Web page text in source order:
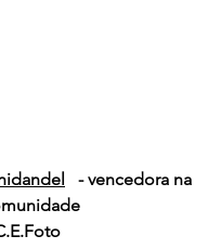
- vencedora na